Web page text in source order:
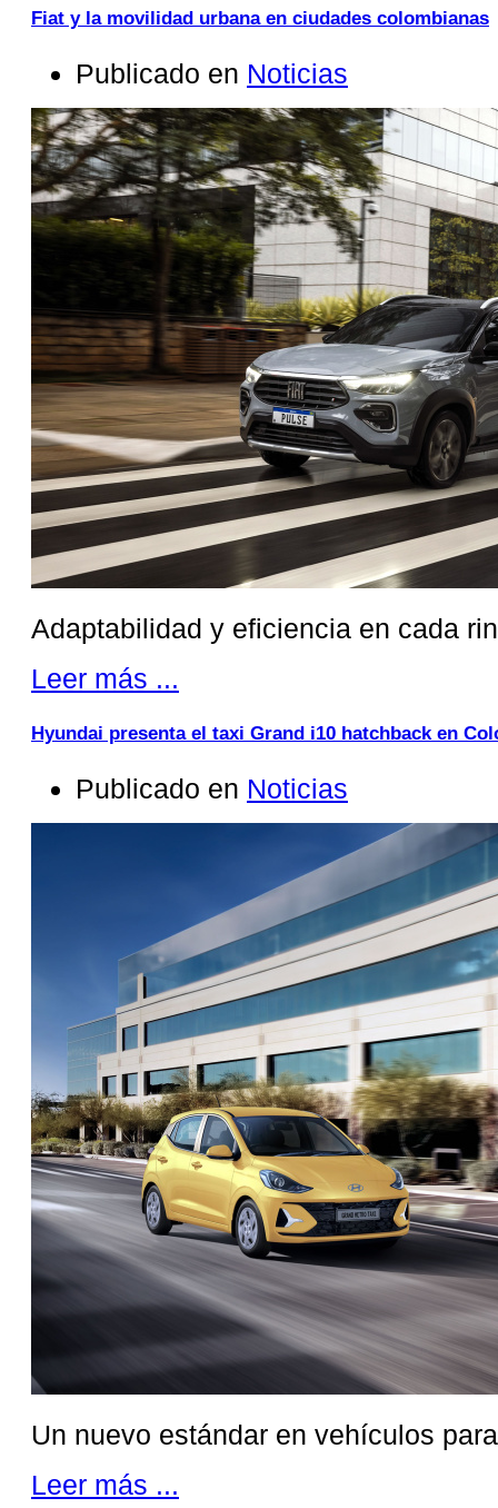
Fiat y la movilidad urbana en ciudades colombianas
Publicado en Noticias
Adaptabilidad y eficiencia en cada
Leer más ...
Hyundai presenta el taxi Grand i10 hatchback en
Publicado en Noticias
Un nuevo estándar en vehículos
Leer más ...